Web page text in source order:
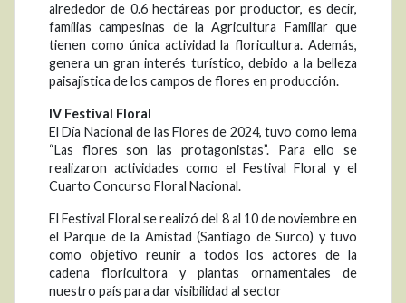
alrededor de 0.6 hectáreas por productor, es decir,
familias campesinas de la Agricultura Familiar que
tienen como única actividad la floricultura. Además,
genera un gran interés turístico, debido a la belleza
paisajística de los campos de flores en producción.
IV Festival Floral
El Día Nacional de las Flores de 2024, tuvo como lema
“Las flores son las protagonistas”. Para ello se
realizaron actividades como el Festival Floral y el
Cuarto Concurso Floral Nacional.
El Festival Floral se realizó del 8 al 10 de noviembre en
el Parque de la Amistad (Santiago de Surco) y tuvo
como objetivo reunir a todos los actores de la
cadena floricultora y plantas ornamentales de
nuestro país para dar visibilidad al sector